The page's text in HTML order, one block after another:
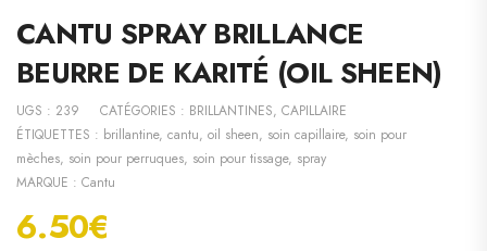
CANTU SPRAY BRILLANCE
BEURRE DE KARITÉ (OIL SHEEN)
UGS : 239 CATÉGORIES : BRILLANTINES, CAPILLAIRE
ÉTIQUETTES : brillantine, cantu, oil sheen, soin capillaire, soin pour
mèches, soin pour perruques, soin pour tissage, spray
MARQUE : Cantu
6.50€